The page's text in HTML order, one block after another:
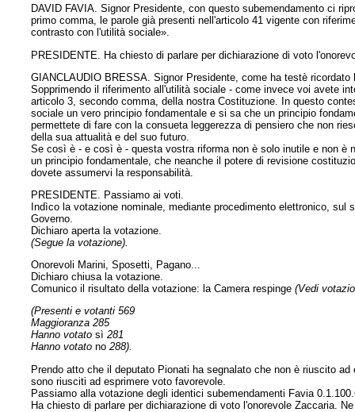
DAVID FAVIA. Signor Presidente, con questo subemendamento ci
primo comma, le parole già presenti nell'articolo 41 vigente con
contrasto con l'utilità sociale».
PRESIDENTE. Ha chiesto di parlare per dichiarazione di voto
GIANCLAUDIO BRESSA. Signor Presidente, come ha testè
Sopprimendo il riferimento all'utilità sociale - come invece voi avete
articolo 3, secondo comma, della nostra Costituzione. In questo
sociale un vero principio fondamentale e si sa che un principio
permettete di fare con la consueta leggerezza di pensiero che non
della sua attualità e del suo futuro.
Se così è - e così è - questa vostra riforma non è solo inutile e non è
un principio fondamentale, che neanche il potere di revisione
dovete assumervi la responsabilità.
PRESIDENTE. Passiamo ai voti.
Indìco la votazione nominale, mediante procedimento elettronico,
Governo.
Dichiaro aperta la votazione.
(Segue la votazione).
Onorevoli Marini, Sposetti, Pagano...
Dichiaro chiusa la votazione.
Comunico il risultato della votazione: la Camera respinge(Vedi
(Presenti e votanti 569
Maggioranza 285
Hanno votato sì281
Hanno votato no288).
Prendo atto che il deputato Pionati ha segnalato che non è riuscito
sono riusciti ad esprimere voto favorevole.
Passiamo alla votazione degli identici subemendamenti Favia
Ha chiesto di parlare per dichiarazione di voto l'onorevole Zaccaria.